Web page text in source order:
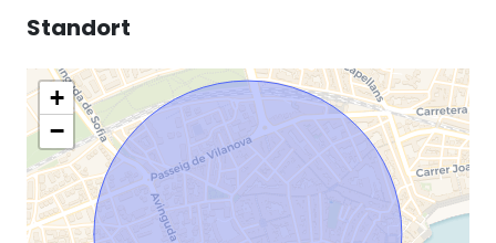
Standort
+
−